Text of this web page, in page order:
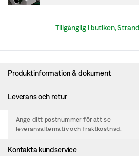
Tillgänglig i butiken,
Produktinformation & dokument
Leverans och retur
Ange ditt postnummer för att se
leveransalternativ och fraktkostnad.
Kontakta kundservice